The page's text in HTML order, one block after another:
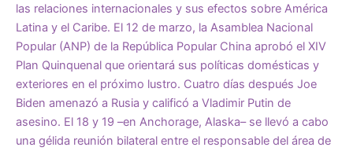
las relaciones internacionales y sus efectos sobre América
Latina y el Caribe. El 12 de marzo, la Asamblea Nacional
Popular (ANP) de la República Popular China aprobó el XIV
Plan Quinquenal que orientará sus políticas domésticas y
exteriores en el próximo lustro. Cuatro días después Joe
Biden amenazó a Rusia y calificó a Vladimir Putin de
asesino. El 18 y 19 –en Anchorage, Alaska– se llevó a cabo
una gélida reunión bilateral entre el responsable del área de